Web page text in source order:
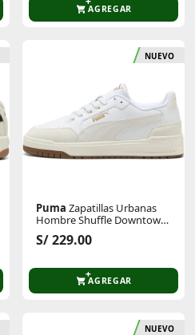
AGREGAR
NUEVO
Puma Zapatillas Urbanas
Hombre Shuffle Downtown
Og
S/ 229.00
AGREGAR
NUEVO